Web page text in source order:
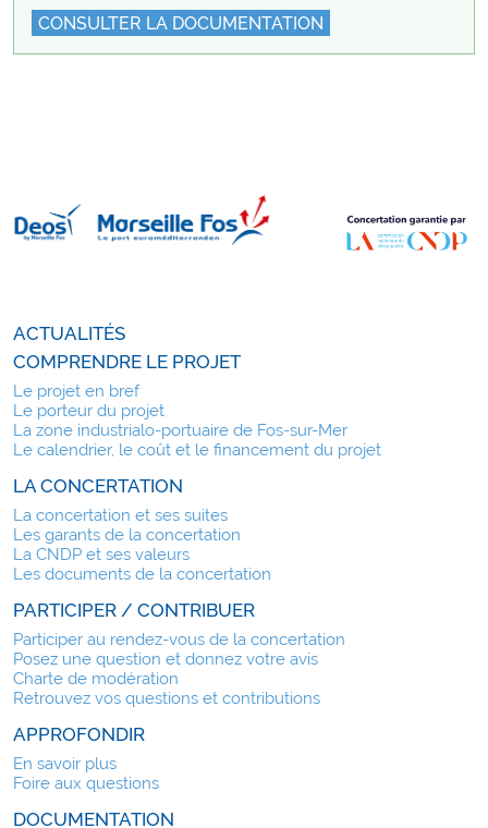
CONSULTER LA DOCUMENTATION
ACTUALITÉS
COMPRENDRE LE PROJET
Le projet en bref
Le porteur du projet
La zone industrialo-portuaire de Fos-sur-Mer
Le calendrier, le coût et le financement du projet
LA CONCERTATION
La concertation et ses suites
Les garants de la concertation
La CNDP et ses valeurs
Les documents de la concertation
PARTICIPER / CONTRIBUER
Participer au rendez-vous de la concertation
Posez une question et donnez votre avis
Charte de modération
Retrouvez vos questions et contributions
APPROFONDIR
En savoir plus
Foire aux questions
DOCUMENTATION